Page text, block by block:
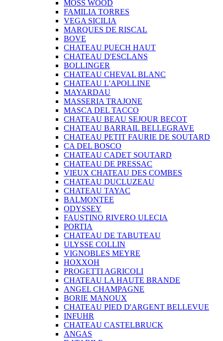
MOSS WOOD
FAMILIA TORRES
VEGA SICILIA
MARQUES DE RISCAL
BOVE
CHATEAU PUECH HAUT
CHATEAU D'ESCLANS
BOLLINGER
CHATEAU CHEVAL BLANC
CHATEAU L'APOLLINE
MAYARDAU
MASSERIA TRAJONE
MASCA DEL TACCO
CHATEAU BEAU SEJOUR BECOT
CHATEAU BARRAIL BELLEGRAVE
CHATEAU PETIT FAURIE DE SOUTARD
CA DEL BOSCO
CHATEAU CADET SOUTARD
CHATEAU DE PRESSAC
VIEUX CHATEAU DES COMBES
CHATEAU DUCLUZEAU
CHATEAU TAYAC
BALMONTEE
ODYSSEY
FAUSTINO RIVERO ULECIA
PORTIA
CHATEAU DE TABUTEAU
ULYSSE COLLIN
VIGNOBLES MEYRE
HOXXOH
PROGETTI AGRICOLI
CHATEAU LA HAUTE BRANDE
ANGEL CHAMPAGNE
BORIE MANOUX
CHATEAU PIED D'ARGENT BELLEVUE
INFUHR
CHATEAU CASTELBRUCK
ANGAS